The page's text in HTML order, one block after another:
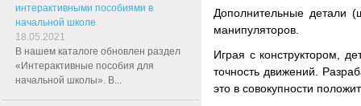
интерактивными пособиями в
начальной школе
18.05.2021
В нашем каталоге обновлен раздел
«Интерактивные пособия для
начальной школы». В...
Дополнительные детали
манипуляторов.
Играя с конструктором,
точность движений.
это в совокупности